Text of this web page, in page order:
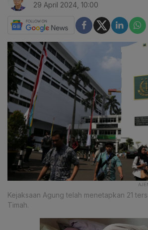
29 April 2024, 10:00
Kejaksaan Agung telah menetapkan 21
Timah.